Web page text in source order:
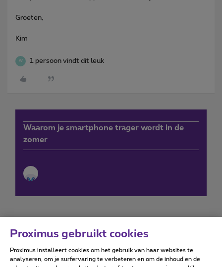
Groeten,
Kim
W 1 persoon vindt dit leuk
Waarom je smartphone trager wordt in de
zomer
Forumvoorwaarden Accessibility statement
Proximus gebruikt cookies
Proximus installeert cookies om het gebruik van haar websites te
analyseren, om je surfervaring te verbeteren en om de inhoud en de